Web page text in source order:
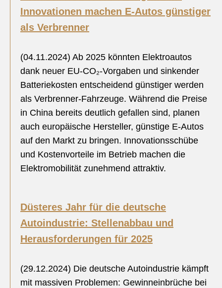
Innovationen machen E-Autos günstiger
als Verbrenner
(04.11.2024) Ab 2025 könnten Elektroautos
dank neuer EU-CO₂-Vorgaben und sinkender
Batteriekosten entscheidend günstiger werden
als Verbrenner-Fahrzeuge. Während die Preise
in China bereits deutlich gefallen sind, planen
auch europäische Hersteller, günstige E-Autos
auf den Markt zu bringen. Innovationsschübe
und Kostenvorteile im Betrieb machen die
Elektromobilität zunehmend attraktiv.
Düsteres Jahr für die deutsche
Autoindustrie: Stellenabbau und
Herausforderungen für 2025
(29.12.2024) Die deutsche Autoindustrie kämpft
mit massiven Problemen: Gewinneinbrüche bei